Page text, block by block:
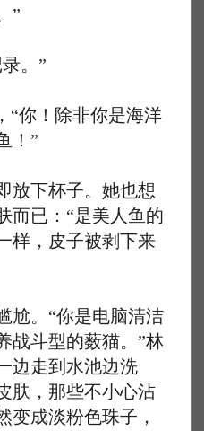
”
。”
你！除非你是海洋
！”
下杯子。她也想
而已：“是美人鱼的
样，皮子被剥下来
。“你是电脑清洁
战斗型的薮猫。”林
边走到水池边洗
肤，那些不小心沾
变成淡粉色珠子，